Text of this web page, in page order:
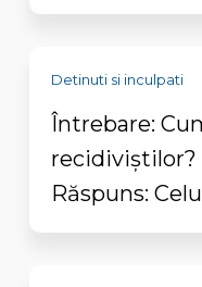
Detinuti si inculpati
Întrebare:
recidiviştilor?
Răspuns: